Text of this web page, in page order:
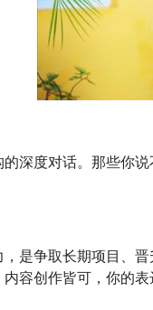
深度对话。那些你
是争取长期项目、
容创作皆可，你的